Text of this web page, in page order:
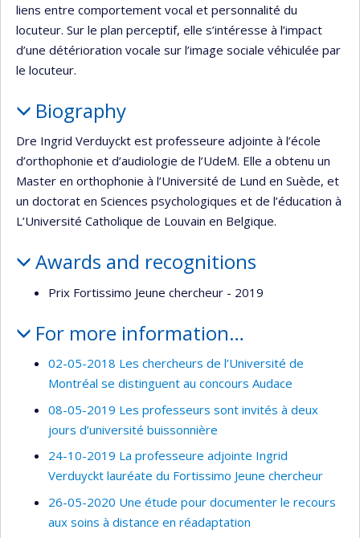
liens entre comportement vocal et personnalité du
locuteur. Sur le plan perceptif, elle s’intéresse à l’impact
d’une détérioration vocale sur l’image sociale véhiculée par
le locuteur.
Biography
Dre Ingrid Verduyckt est professeure adjointe à l’école
d’orthophonie et d’audiologie de l’UdeM. Elle a obtenu un
Master en orthophonie à l’Université de Lund en Suède, et
un doctorat en Sciences psychologiques et de l’éducation à
L’Université Catholique de Louvain en Belgique.
Awards and recognitions
Prix Fortissimo Jeune chercheur - 2019
For more information…
02-05-2018 Les chercheurs de l’Université de
Montréal se distinguent au concours Audace
08-05-2019 Les professeurs sont invités à deux
jours d’université buissonnière
24-10-2019 La professeure adjointe Ingrid
Verduyckt lauréate du Fortissimo Jeune chercheur
26-05-2020 Une étude pour documenter le recours
aux soins à distance en réadaptation